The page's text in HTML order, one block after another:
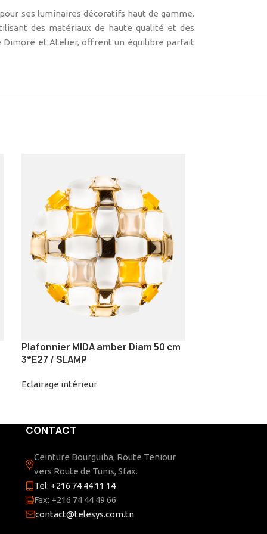
ses luminaires décoratifs haut de gamme.
des matériaux de haute qualité et des
Dimore et Atelier, offrent un équilibre parfait
Plafonnier MIDA amber Diam 50 cm
3*E27 / SLAMP
Eclairage intérieur
CONTACT
Ceinture Bourguiba, Route Teniour
vers Route de Tunis, Sfax.
Tel: +216 74 44 11 14
Fax: +216 74 44 49 66
contact@telesys.com.tn